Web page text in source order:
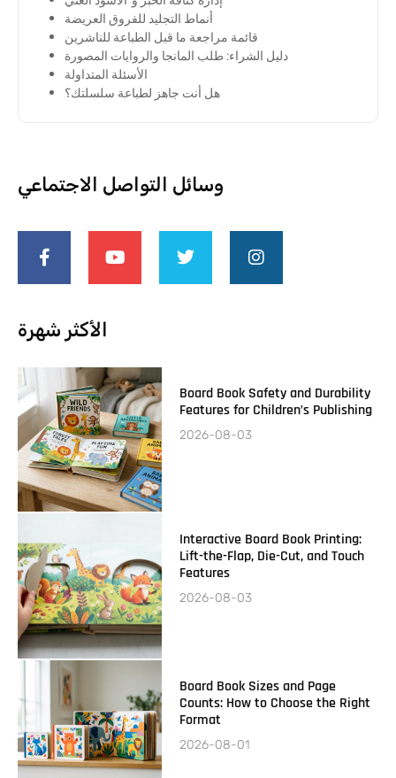
أنماط التجليد للفروق العريضة
قائمة مراجعة ما قبل الطباعة للناشرين
دليل الشراء: طلب المانجا والروايات المصورة
الأسئلة المتداولة
هل أنت جاهز لطباعة سلسلتك؟
وسائل التواصل الاجتماعي
الأكثر شهرة
Board Book Safety and Durability
Features for Children’s Publishing
2026-08-03
Interactive Board Book Printing:
Lift-the-Flap, Die-Cut, and Touch
Features
2026-08-03
Board Book Sizes and Page
Counts: How to Choose the Right
Format
2026-08-01